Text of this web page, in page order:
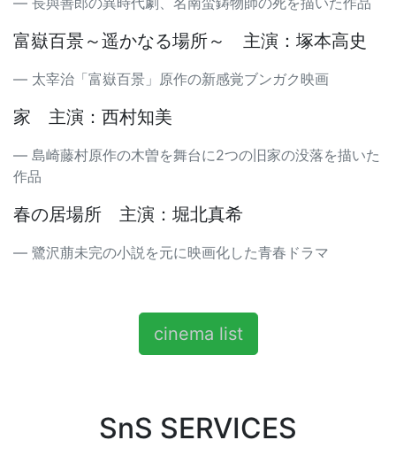
富嶽百景～遥かなる場所～ 主演：塚本高史
太宰治「富嶽百景」原作の新感覚ブンガク映画
家 主演：西村知美
島崎藤村原作の木曽を舞台に2つの旧家の没落を描いた
作品
春の居場所 主演：堀北真希
鷺沢萠未完の小説を元に映画化した青春ドラマ
cinema list
SnS SERVICES